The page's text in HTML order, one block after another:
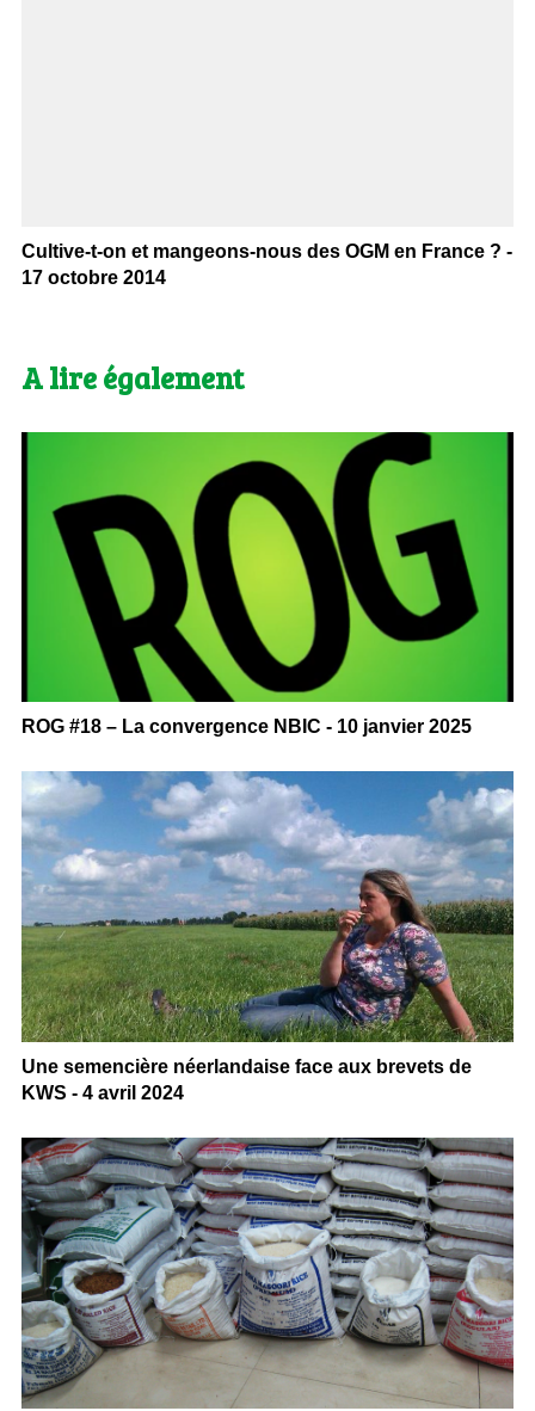
Cultive-t-on et mangeons-nous des OGM en France ? -
17 octobre 2014
A lire également
ROG #18 – La convergence NBIC - 10 janvier 2025
Une semencière néerlandaise face aux brevets de
KWS - 4 avril 2024